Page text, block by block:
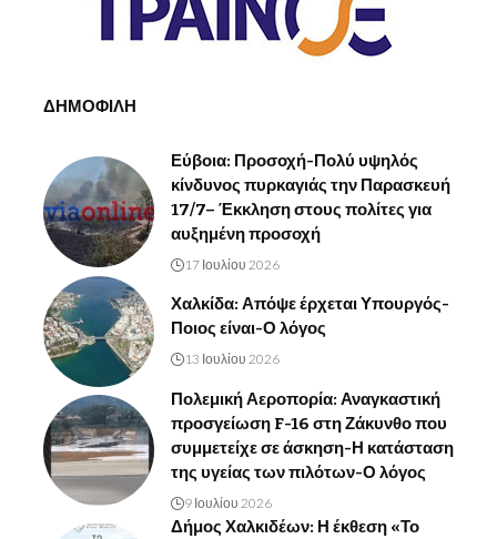
ΔΗΜΟΦΙΛΗ
Εύβοια: Προσοχή-Πολύ υψηλός
κίνδυνος πυρκαγιάς την Παρασκευή
17/7– Έκκληση στους πολίτες για
αυξημένη προσοχή
17 Ιουλίου 2026
Χαλκίδα: Απόψε έρχεται Υπουργός-
Ποιος είναι-Ο λόγος
13 Ιουλίου 2026
Πολεμική Αεροπορία: Αναγκαστική
προσγείωση F-16 στη Ζάκυνθο που
συμμετείχε σε άσκηση-Η κατάσταση
της υγείας των πιλότων-Ο λόγος
9 Ιουλίου 2026
Δήμος Χαλκιδέων: Η έκθεση «Το